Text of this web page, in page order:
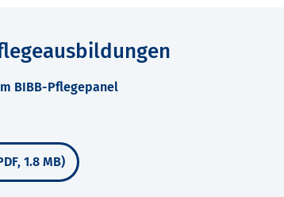
BIBB-Pflegepanel
1.8 MB)